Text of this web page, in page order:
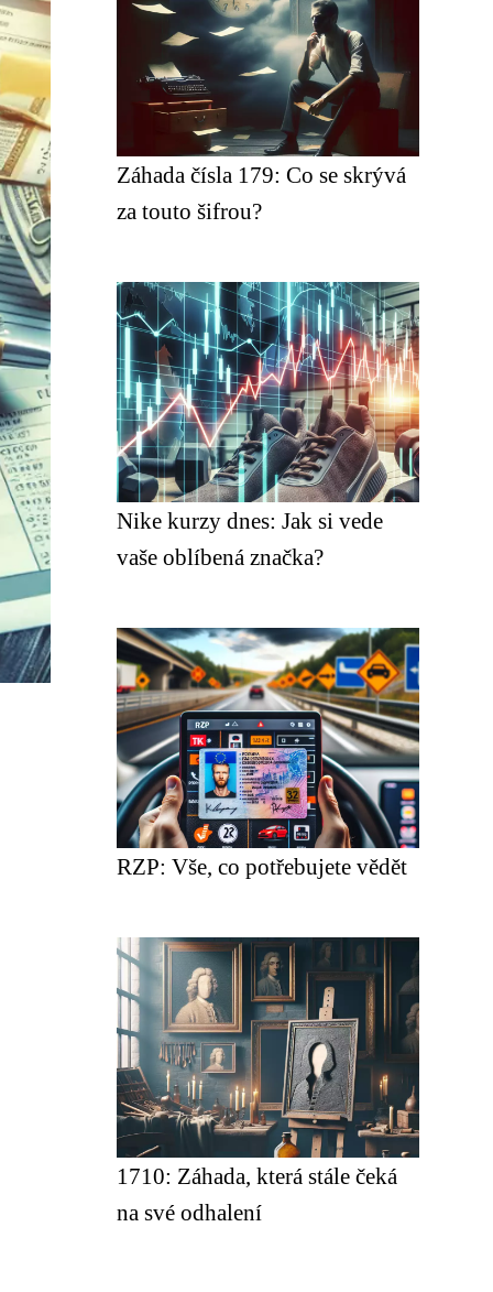
Záhada čísla 179: Co se skrývá
za touto šifrou?
Nike kurzy dnes: Jak si vede
vaše oblíbená značka?
RZP: Vše, co potřebujete vědět
1710: Záhada, která stále čeká
na své odhalení